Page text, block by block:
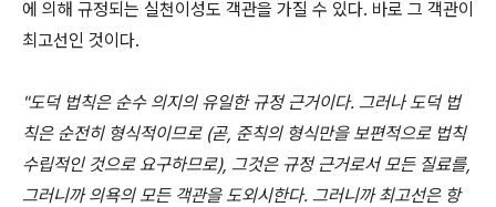
에 의해 규정되는 실천이성도 객관을 가질 수 있다. 바로 그 객관이
최고선인 것이다.
"도덕 법칙은 순수 의지의 유일한 규정 근거이다. 그러나 도덕 법
칙은 순전히 형식적이므로 (곧, 준칙의 형식만을 보편적으로 법칙
수립적인 것으로 요구하므로), 그것은 규정 근거로서 모든 질료를,
그러니까 의욕의 모든 객관을 도외시한다. 그러니까 최고선은 항